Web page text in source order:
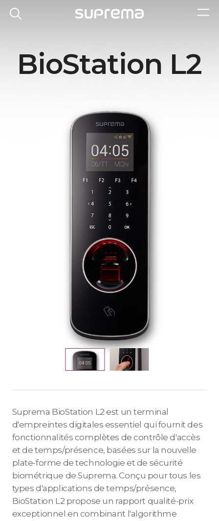
BioStation L2
Suprema BioStation L2 est un terminal
d'empreintes digitales essentiel qui fournit des
fonctionnalités complètes de contrôle d'accès
et de temps/présence, basées sur la nouvelle
plate-forme de technologie et de sécurité
biométrique de Suprema. Conçu pour tous les
types d'applications de temps/présence,
BioStation L2 propose un rapport qualité-prix
exceptionnel en combinant l'algorithme